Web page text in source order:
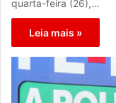
quarta-feira (26),…
Leia mais »